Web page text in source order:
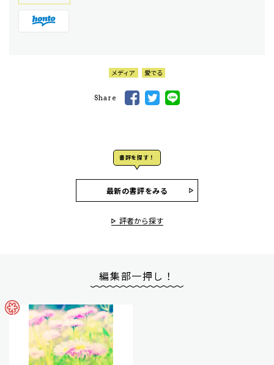
メディア 愛でる
Share
書評を探す！
最新の書評をみる
評者から探す
編集部一押し！